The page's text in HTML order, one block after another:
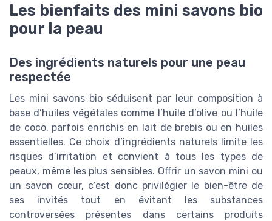
Les bienfaits des mini savons bio
pour la peau
Des ingrédients naturels pour une peau
respectée
Les mini savons bio séduisent par leur composition à
base d’huiles végétales comme l’huile d’olive ou l’huile
de coco, parfois enrichis en lait de brebis ou en huiles
essentielles. Ce choix d’ingrédients naturels limite les
risques d’irritation et convient à tous les types de
peaux, même les plus sensibles. Offrir un savon mini ou
un savon cœur, c’est donc privilégier le bien-être de
ses invités tout en évitant les substances
controversées présentes dans certains produits